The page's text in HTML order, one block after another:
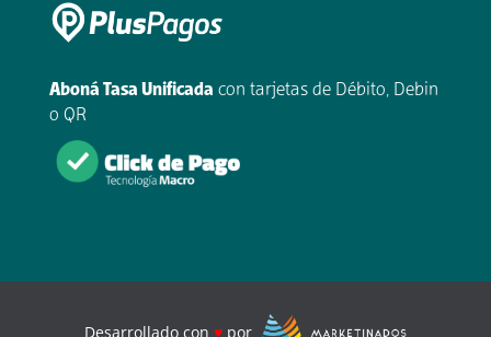
Aboná Tasa Unificada con tarjetas de Débito, Debin
o QR
Desarrollado con ♥ por